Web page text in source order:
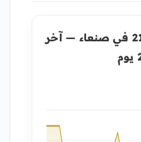
حركة جرام عيار 21 في صنعاء — آخر